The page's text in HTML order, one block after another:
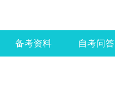
备考资料 自考问答